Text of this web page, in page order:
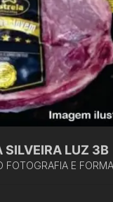
SILVEIRA LUZ 3B
FOTOGRAFIA E